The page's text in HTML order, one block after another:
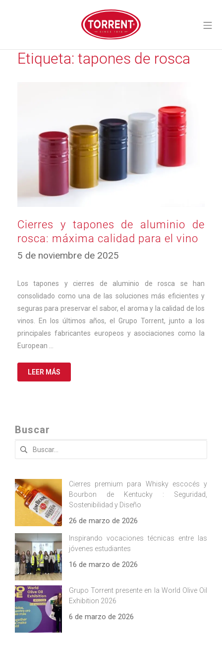
Torrent Closures
Etiqueta: tapones de rosca
Cierres y tapones de aluminio de
rosca: máxima calidad para el vino
5 de noviembre de 2025
Los tapones y cierres de aluminio de rosca se han
consolidado como una de las soluciones más eficientes y
seguras para preservar el sabor, el aroma y la calidad de los
vinos. En los últimos años, el Grupo Torrent, junto a los
principales fabricantes europeos y asociaciones como la
European …
LEER MÁS
Buscar
Buscar:
Cierres premium para Whisky escocés y
Bourbon de Kentucky : Seguridad,
Sostenibilidad y Diseño
26 de marzo de 2026
Inspirando vocaciones técnicas entre las
jóvenes estudiantes
16 de marzo de 2026
Grupo Torrent presente en la World Olive Oil
Exhibition 2026
6 de marzo de 2026